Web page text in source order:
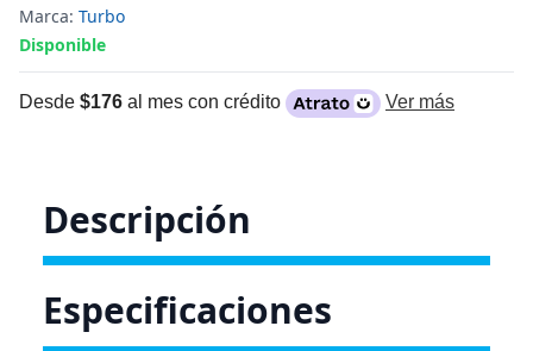
Marca: Turbo
Disponible
Desde $176 al mes con crédito Ver más
Descripción
Especificaciones